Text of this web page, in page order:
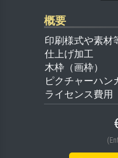
概要
印刷様式や素材
仕上げ加工
木枠（画枠）
ピクチャーハン
ライセンス費用